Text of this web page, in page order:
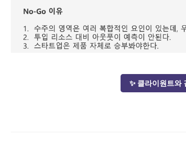
✨ 클라이원트와